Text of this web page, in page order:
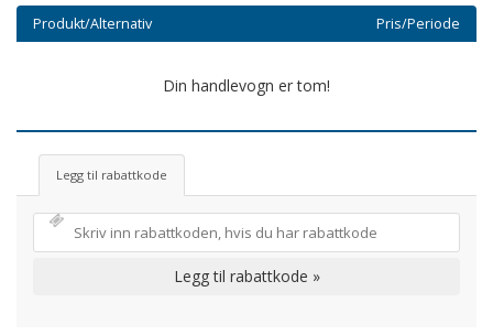
Produkt/Alternativ Pris/Periode
Din handlevogn er tom!
Legg til rabattkode
Legg til rabattkode »